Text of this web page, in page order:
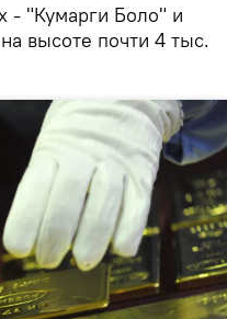
- "Кумарги Боло" и
высоте почти 4 тыс.